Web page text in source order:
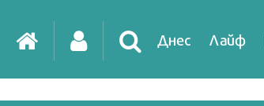
Днес Лайф